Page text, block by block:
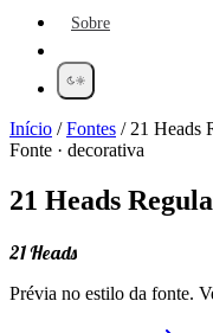
Sobre
Início /Fontes / 21 Heads
Fonte · decorativa
21 Heads
21 Heads
Prévia no estilo da fonte.